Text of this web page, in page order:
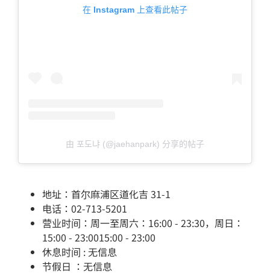
在 Instagram 上查看此帖子
由 포도냐 (@jaehanpark) 分享的帖子
地址：首尔麻浦区道化吉 31-1
电话：02-713-5201
营业时间：周一至周六：16:00 - 23:30，周日：
15:00 - 23:0015:00 - 23:00
休息时间 : 无信息
节假日 ：无信息